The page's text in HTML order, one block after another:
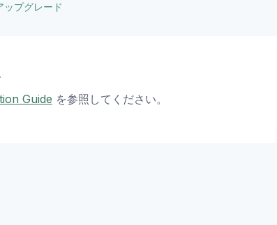
ップグレード
Guide を参照してください。